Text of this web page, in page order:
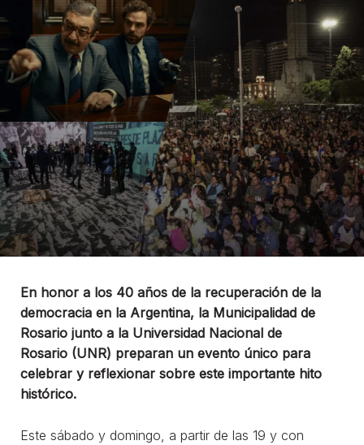
En honor a los 40 años de la recuperación de la
democracia en la Argentina, la Municipalidad de
Rosario junto a la Universidad Nacional de
Rosario (UNR) preparan un evento único para
celebrar y reflexionar sobre este importante hito
histórico.
Este sábado y domingo, a partir de las 19 y con